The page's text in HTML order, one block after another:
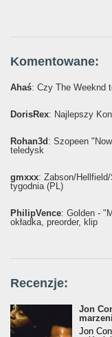
Komentowane:
Ahaś: Czy The Weeknd
DorisRex: Najlepszy
Rohan3d : Szopeen
teledysk
gmxxx: Żabson/
tygodnia (PL)
PhilipVence: Golden -
okładka, preorder, klip
Recenzje:
Jon
Jon